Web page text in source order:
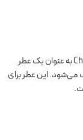
با این ترکیبات، Chloe Nomade Naturelle Eau de Parfum به عنوان یک عطر
می‌شود. این عطر برای